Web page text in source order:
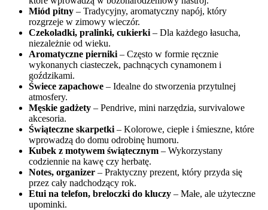
Miód pitny – Tradycyjny, aromatyczny napój, który
rozgrzeje w zimowy wieczór.
Czekoladki, pralinki, cukierki – Dla każdego łasucha,
niezależnie od wieku.
Aromatyczne pierniki – Często w formie ręcznie
wykonanych ciasteczek, pachnących cynamonem i
goździkami.
Świece zapachowe – Idealne do stworzenia przytulnej
atmosfery.
Męskie gadżety – Pendrive, mini narzędzia, survivalowe
akcesoria.
Świąteczne skarpetki – Kolorowe, ciepłe i śmieszne, które
wprowadzą do domu odrobinę humoru.
Kubek z motywem świątecznym – Wykorzystany
codziennie na kawę czy herbatę.
Notes, organizer – Praktyczny prezent, który przyda się
przez cały nadchodzący rok.
Etui na telefon, breloczki do kluczy – Małe, ale użyteczne
upominki.